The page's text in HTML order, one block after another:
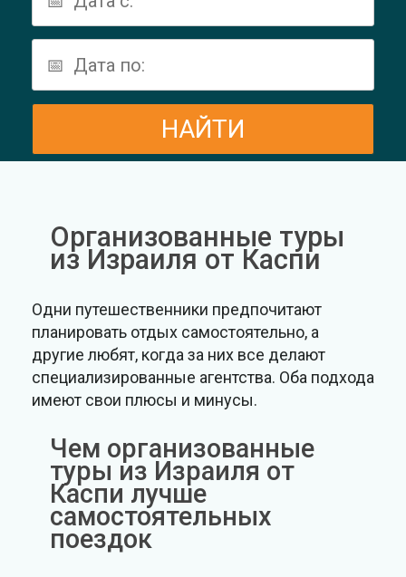
Организованные туры
из Израиля от Каспи
Одни путешественники предпочитают
планировать отдых самостоятельно, а
другие любят, когда за них все делают
специализированные агентства. Оба подхода
имеют свои плюсы и минусы.
Чем организованные
туры из Израиля от
Каспи лучше
самостоятельных
поездок